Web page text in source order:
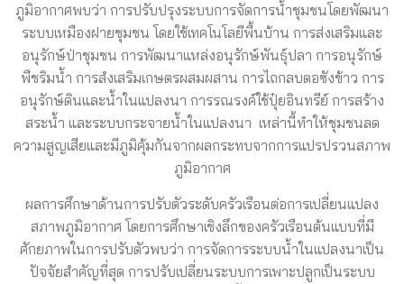
ภูมิอากาศพบว่า การปรับปรุงระบบการจัดการน้ำชุมชนโดยพัฒนา
ระบบเหมืองฝายชุมชน โดยใช้เทคโนโลยีพื้นบ้าน การส่งเสริมและ
อนุรักษ์ป่าชุมชน การพัฒนาแหล่งอนุรักษ์พันธุ์ปลา การอนุรักษ์
พืชริมน้ำ การสํงเสริมเกษตรผสมผสาน การไถกลบตอซังข้าว การ
อนุรักษ์ดินและน้ำในแปลงนา การรณรงค์ใช้ปุ๋ยอินทรีย์ การสร้าง
สระน้ำ และระบบกระจายน้ำในแปลงนา เหล่านี้ทำให้ชุมชนลด
ความสูญเสียและมีภูมิคุ้มกันจากผลกระทบจากการแปรปรวนสภาพ
ภูมิอากาศ
ผลการศึกษาด้านการปรับตัวระดับครัวเรือนต่อการเปลี่ยนแปลง
สภาพภูมิอากาศ โดยการศึกษาเชิงลึกของครัวเรือนต้นแบบที่มี
ศักยภาพในการปรับตัวพบว่า การจัดการระบบน้ำในแปลงนาเป็น
ปัจจัยสําคัญที่สุด การปรับเปลี่ยนระบบการเพาะปลูกเป็นระบบ